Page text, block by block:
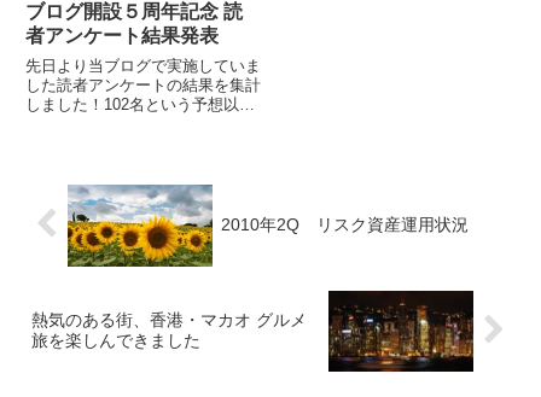
ブログ開設５周年記念 読
者アンケート結果発表
先日より当ブログで実施していま
した読者アンケートの結果を集計
しました！102名という予想以上
2010年2Q リスク資産運用状況
熱気のある街、香港・マカオ グルメ
旅を楽しんできました